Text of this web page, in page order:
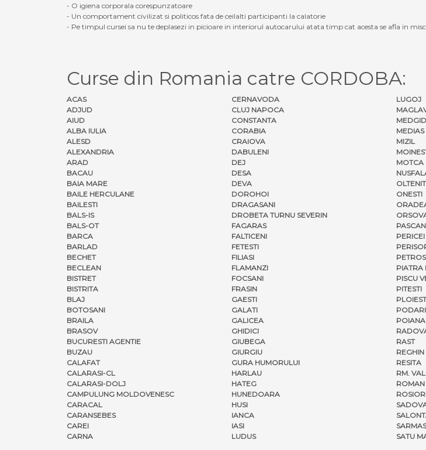
- O igiena corporala corespunzatoare
- Un comportament civilizat si politicos fata de ceilalti participanti la calatorie
- Pe timpul cursei sa nu te deplasezi in picioare in interiorul autocarului atata timp cat acesta se afla in
Curse din Romania catre CORDOBA:
ACAS
ADJUD
AIUD
ALBA IULIA
ALESD
ALEXANDRIA
ARAD
BACAU
BAIA MARE
BAILE HERCULANE
BAILESTI
BALS-IS
BALS-OT
BARCA
BARLAD
BECHET
BECLEAN
BISTRET
BISTRITA
BLAJ
BOTOSANI
BRAILA
BRASOV
BUCURESTI AGENTIE
BUZAU
CALAFAT
CALARASI-CL
CALARASI-DOLJ
CAMPULUNG MOLDOVENESC
CARACAL
CARANSEBES
CAREI
CARNA
CERNAVODA
CLUJ NAPOCA
CONSTANTA
CORABIA
CRAIOVA
DABULENI
DEJ
DESA
DEVA
DOROHOI
DRAGASANI
DROBETA TURNU SEVERIN
FAGARAS
FALTICENI
FETESTI
FILIASI
FLAMANZI
FOCSANI
FRASIN
GAESTI
GALATI
GALICEA
GHIDICI
GIUBEGA
GIURGIU
GURA HUMORULUI
HARLAU
HATEG
HUNEDOARA
HUSI
IANCA
IASI
LUDUS
LUGOJ
MEDIAS
MIZIL
MOTCA
ONESTI
PERICEI
PIATRA
PISCU
PITESTI
PODARI
RAST
REGHIN
RESITA
RM.
ROMAN
SATU